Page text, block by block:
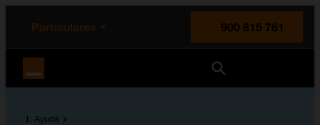
principal
la página
Particulares
900 815 761
Ayuda